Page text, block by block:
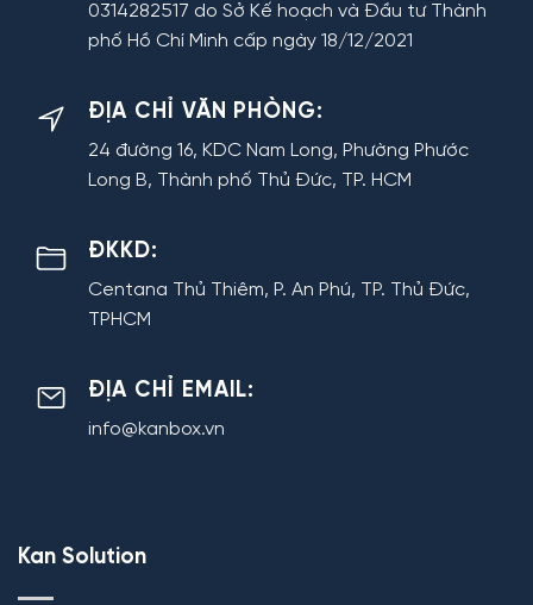
0314282517 do Sở Kế hoạch và Đầu tư Thành
phố Hồ Chí Minh cấp ngày 18/12/2021
ĐỊA CHỈ VĂN PHÒNG:
24 đường 16, KDC Nam Long, Phường Phước
Long B, Thành phố Thủ Đức, TP. HCM
ĐKKD:
Centana Thủ Thiêm, P. An Phú, TP. Thủ Đức,
TPHCM
ĐỊA CHỈ EMAIL:
info@kanbox.vn
Kan Solution